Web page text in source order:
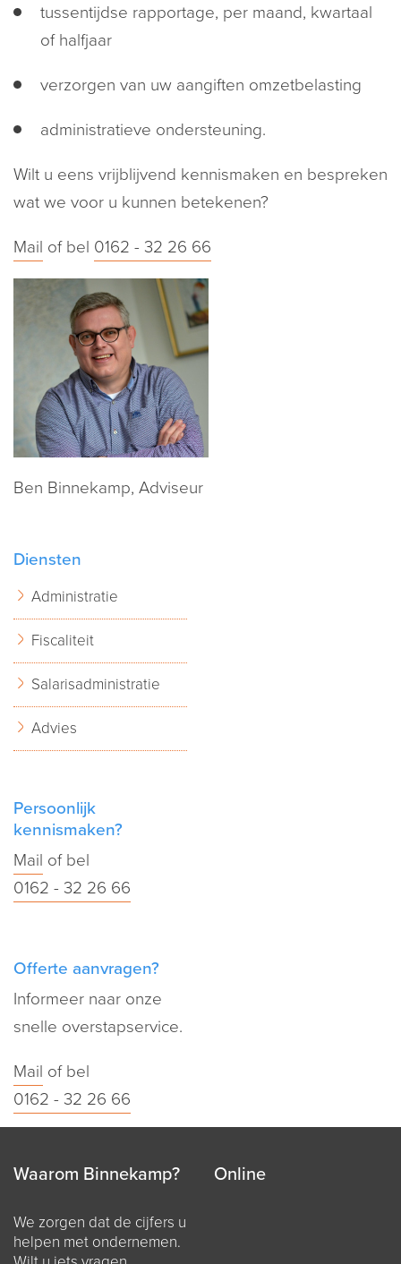
tussentijdse rapportage, per maand, kwartaal
of halfjaar
verzorgen van uw aangiften omzetbelasting
administratieve ondersteuning.
Wilt u eens vrijblijvend kennismaken en bespreken
wat we voor u kunnen betekenen?
Mail of bel 0162 - 32 26 66
Ben Binnekamp, Adviseur
Diensten
Administratie
Fiscaliteit
Salarisadministratie
Advies
Persoonlijk
kennismaken?
Mail of bel
0162 - 32 26 66
Offerte aanvragen?
Informeer naar onze
snelle overstapservice.
Mail of bel
0162 - 32 26 66
Waarom Binnekamp?
We zorgen dat de cijfers u
helpen met ondernemen.
Online